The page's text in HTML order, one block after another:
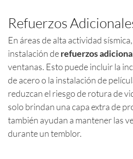
Refuerzos
En áreas de alta actividad
instalación derefuerzos
ventanas. Esto puede incluir la
de acero o la instalación de
reduzcan el riesgo de rotura de
solo brindan una capa extra de
también ayudan a mantener las
durante un temblor.